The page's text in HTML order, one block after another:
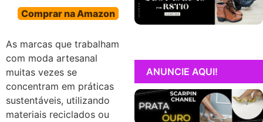
Comprar na Amazon
As marcas que trabalham
com moda artesanal
muitas vezes se
concentram em práticas
sustentáveis, utilizando
materiais reciclados ou
ANUNCIE AQUI!